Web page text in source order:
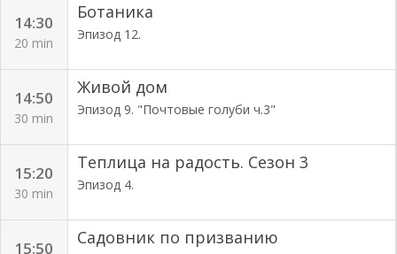
14:30
20 min
Ботаника
Эпизод 12.
14:50
30 min
Живой дом
Эпизод 9. "Почтовые голуби ч.3"
15:20
30 min
Теплица на радость. Сезон 3
Эпизод 4.
15:50
Садовник по призванию